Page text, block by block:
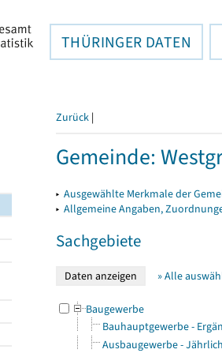
THÜRINGER DATEN
Zurück |
Gemeinde:
▸ Ausgewählte Merkmale der
▸ Allgemeine Angaben,
Sachgebiete
» Alle
Baugewerbe
Bauhauptgewerbe -
Ausbaugewerbe -